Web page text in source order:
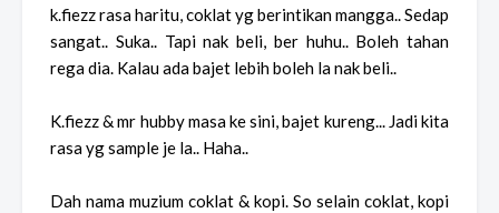
k.fiezz rasa haritu, coklat yg berintikan mangga.. Sedap
sangat.. Suka.. Tapi nak beli, ber huhu.. Boleh tahan
rega dia. Kalau ada bajet lebih boleh la nak beli..
K.fiezz & mr hubby masa ke sini, bajet kureng... Jadi kita
rasa yg sample je la.. Haha..
Dah nama muzium coklat & kopi. So selain coklat, kopi